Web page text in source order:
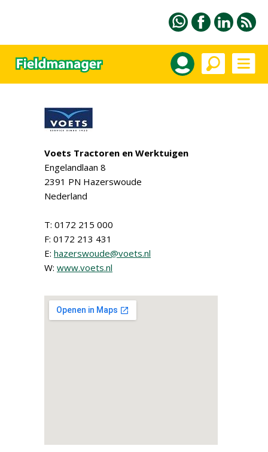
Voets Tractoren en Werktuigen
Engelandlaan 8
2391 PN Hazerswoude
Nederland
T: 0172 215 000
F: 0172 213 431
E: hazerswoude@voets.nl
W: www.voets.nl